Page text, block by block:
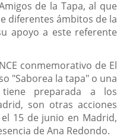
de la Tapa, al que
diferentes ámbitos de la
apoyo a este referente
conmemorativo de El
"Saborea la tapa" o una
preparada a los
son otras acciones
15 de junio en Madrid,
de Ana Redondo.